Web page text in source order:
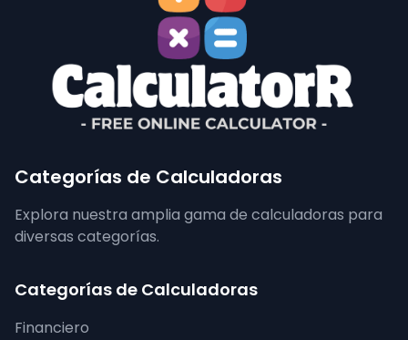
Categorías de Calculadoras
Explora nuestra amplia gama de calculadoras para
diversas categorías.
Categorías de Calculadoras
Financiero